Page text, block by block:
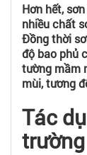
Hơn hết,
nhiều chất
Đồng thời
độ bao phủ
tường mầm
mùi, tương
Tác